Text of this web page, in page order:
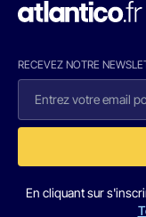
RECEVEZ NOTRE
En cliquant sur